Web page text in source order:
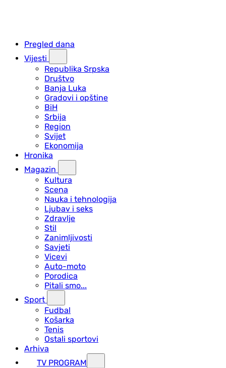
Pregled dana
Vijesti
Republika Srpska
Društvo
Banja Luka
Gradovi i opštine
BiH
Srbija
Region
Svijet
Ekonomija
Hronika
Magazin
Kultura
Scena
Nauka i tehnologija
Ljubav i seks
Zdravlje
Stil
Zanimljivosti
Savjeti
Vicevi
Auto-moto
Porodica
Pitali smo...
Sport
Fudbal
Košarka
Tenis
Ostali sportovi
Arhiva
TV PROGRAM